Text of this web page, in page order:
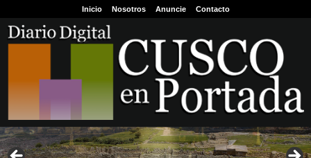
Inicio Nosotros Anuncie Contacto